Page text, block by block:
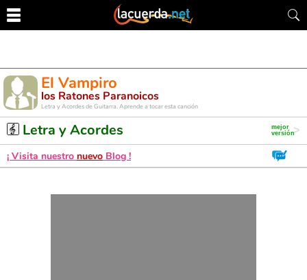
El Vampiro
los Ratones Paranoicos
Letra y Acordes de Guitarra. Aprende a tocar esta canción
Letra y Acordes
¡ Visita nuestro nuevo Blog !